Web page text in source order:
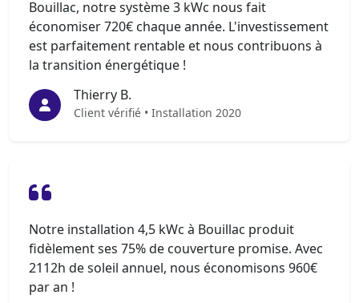
Bouillac, notre système 3 kWc nous fait
économiser 720€ chaque année. L'investissement
est parfaitement rentable et nous contribuons à
la transition énergétique !
Thierry B.
Client vérifié • Installation 2020
Notre installation 4,5 kWc à Bouillac produit
fidèlement ses 75% de couverture promise. Avec
2112h de soleil annuel, nous économisons 960€
par an !